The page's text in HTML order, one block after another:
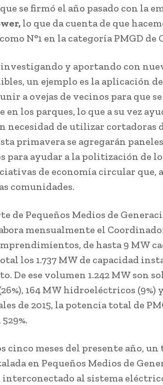
se firmó el año pasado con la
lo que da cuenta de que
N°1 en la categoría PMGD de
investigando y aportando con
un ejemplo es la aplicación
a ovejas de vecinos para que
en los parques, lo que a su vez
necesidad de utilizar cortadoras
primavera se agregarán paneles
para ayudar a la politización de
de economía circular que,
comunidades.
de Pequeños Medios de
mensualmente el
de hasta 9 MW
los 1.737 MW de capacidad
De ese volumen 1.242 MW son
164 MW hidroeléctricos (9%)
de 2015, la potencia total de
cinco meses del presente año, un
en Pequeños Medios de
interconectado al sistema